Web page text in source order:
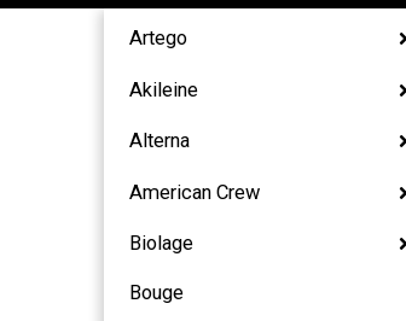
Artego
Akileine
Alterna
American Crew
Biolage
Bouge